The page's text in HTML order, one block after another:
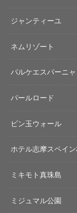
ジャンティーユ
ネムリゾート
パルケエスパーニャ
パールロード
ビン玉ウォール
ホテル志摩スペイ
ミキモト真珠島
ミジュマル公園